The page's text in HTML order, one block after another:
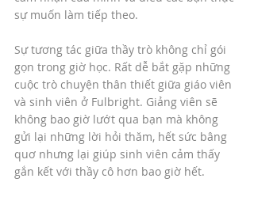
sự muốn làm tiếp theo.
Sự tương tác giữa thầy trò không chỉ gói
gọn trong giờ học. Rất dễ bắt gặp những
cuộc trò chuyện thân thiết giữa giáo viên
và sinh viên ở Fulbright. Giảng viên sẽ
không bao giờ lướt qua bạn mà không
gửi lại những lời hỏi thăm, hết sức bâng
quơ nhưng lại giúp sinh viên cảm thấy
gắn kết với thầy cô hơn bao giờ hết.